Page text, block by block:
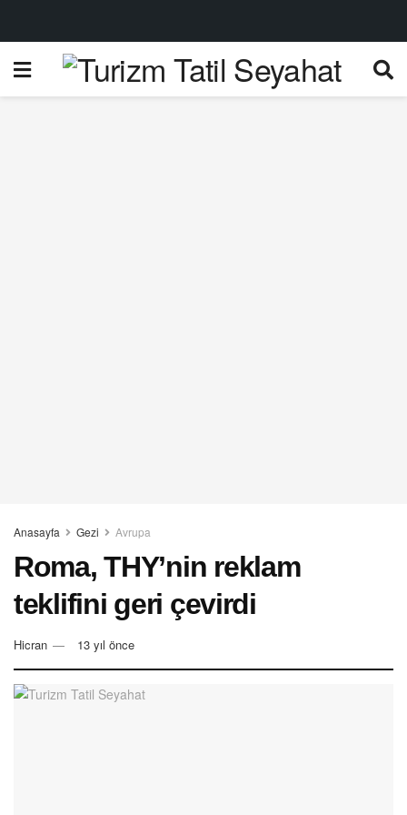
Anasayfa Gezi Avrupa
Roma, THY’nin reklam
teklifini geri çevirdi
Hicran 13 yıl önce